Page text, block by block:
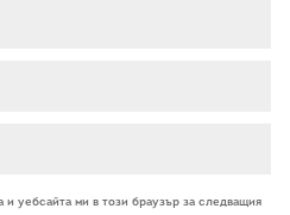
и уебсайта ми в този браузър за следващия